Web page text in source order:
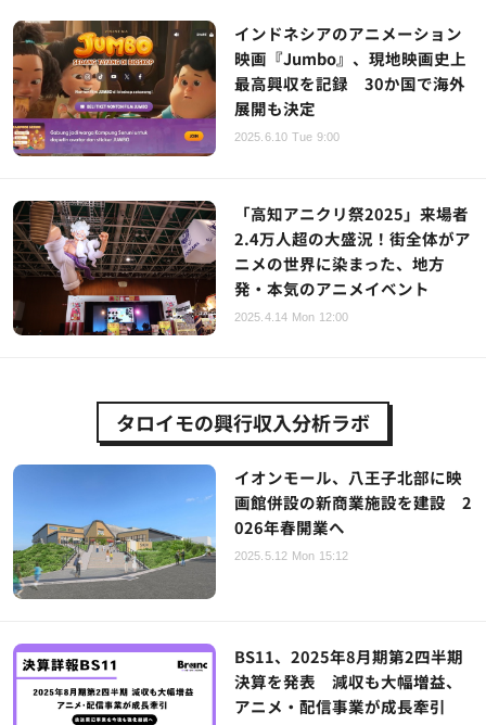
インドネシアのアニメーション
映画『Jumbo』、現地映画史上
最高興収を記録 30か国で海外
展開も決定
2025.6.10 Tue 9:00
「高知アニクリ祭2025」来場者
2.4万人超の大盛況！街全体がア
ニメの世界に染まった、地方
発・本気のアニメイベント
2025.4.14 Mon 12:00
タロイモの興行収入分析ラボ
イオンモール、八王子北部に映
画館併設の新商業施設を建設 2
026年春開業へ
2025.5.12 Mon 15:12
BS11、2025年8月期第2四半期
決算を発表 減収も大幅増益、
アニメ・配信事業が成長牽引